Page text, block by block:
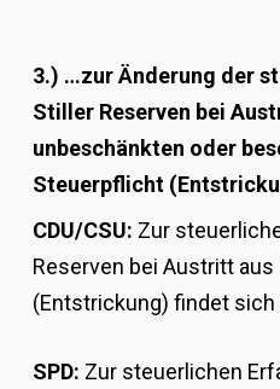
3.) …zur Änderung der
Stiller Reserven bei
unbeschänkten oder
Steuerpflicht
CDU/CSU: Zur
Reserven bei Austritt
(Entstrickung) findet
SPD: Zur steuerlichen